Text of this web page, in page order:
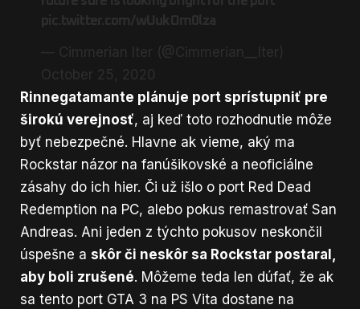
Rinnegatamante plánuje port sprístupniť pre
širokú verejnosť, aj keď toto rozhodnutie môže
byť nebezpečné. Hlavne ak vieme, aký ma
Rockstar názor na fanúšikovské a neoficiálne
zásahy do ich hier. Či už išlo o port Red Dead
Redemption na PC, alebo pokus remastrovať San
Andreas. Ani jeden z týchto pokusov neskončil
úspešne a skôr či neskôr sa Rockstar postaral,
aby boli zrušené. Môžeme teda len dúfať, že ak
sa tento port GTA 3 na PS Vita dostane na